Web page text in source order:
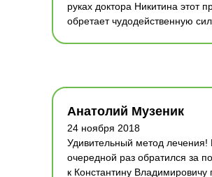
руках доктора Никитина этот
обретает чудодейственную
Анатолий Музеник
24 ноября 2018
Удивительный метод лечения!
очередной раз обратился за
к Константину Владимировичу